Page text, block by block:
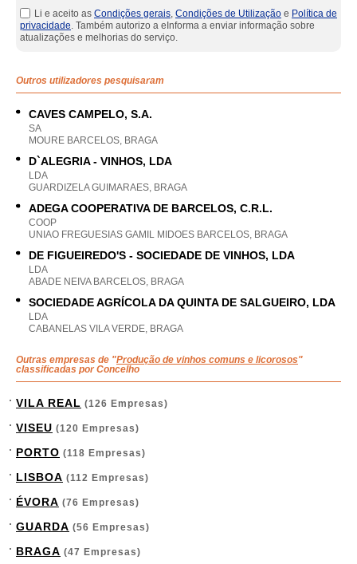
Li e aceito as Condições gerais, Condições de Utilização e Política de
privacidade. Também autorizo a eInforma a enviar informação sobre
atualizações e melhorias do serviço.
Outros utilizadores pesquisaram
CAVES CAMPELO, S.A.
SA
MOURE BARCELOS, BRAGA
D`ALEGRIA - VINHOS, LDA
LDA
GUARDIZELA GUIMARAES, BRAGA
ADEGA COOPERATIVA DE BARCELOS, C.R.L.
COOP
UNIAO FREGUESIAS GAMIL MIDOES BARCELOS, BRAGA
DE FIGUEIREDO'S - SOCIEDADE DE VINHOS, LDA
LDA
ABADE NEIVA BARCELOS, BRAGA
SOCIEDADE AGRÍCOLA DA QUINTA DE SALGUEIRO, LDA
LDA
CABANELAS VILA VERDE, BRAGA
Outras empresas de "Produção de vinhos comuns e licorosos"
classificadas por Concelho
VILA REAL (126 Empresas)
VISEU (120 Empresas)
PORTO (118 Empresas)
LISBOA (112 Empresas)
ÉVORA (76 Empresas)
GUARDA (56 Empresas)
BRAGA (47 Empresas)